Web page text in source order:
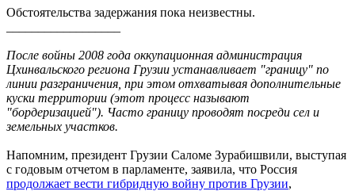
Обстоятельства задержания пока неизвестны.
После войны 2008 года оккупационная администрация
Цхинвальского региона Грузии устанавливает "границу" по
линии разграничения, при этом отхватывая дополнительные
куски территории (этот процесс называют
"бордеризацией"). Часто границу проводят посреди сел и
земельных участков.
Напомним, президент Грузии Саломе Зурабишвили, выступая
с годовым отчетом в парламенте, заявила, что Россия
продолжает вести гибридную войну против Грузии,